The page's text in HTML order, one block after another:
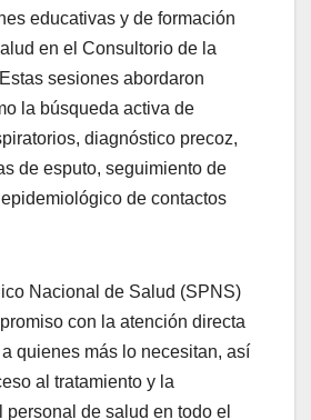
educativas y de formación
en el Consultorio de la
sesiones abordaron
la búsqueda activa de
diagnóstico precoz,
de esputo, seguimiento de
de contactos
Nacional de Salud (SPNS)
con la atención directa
quienes más lo necesitan, así
al tratamiento y la
de salud en todo el